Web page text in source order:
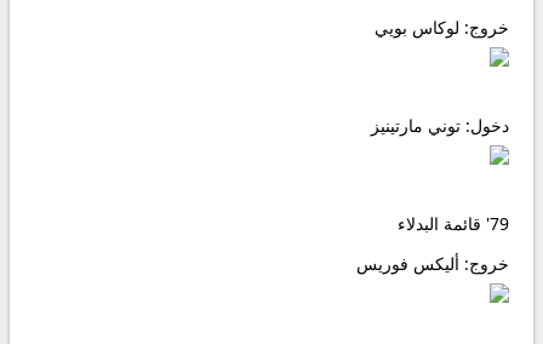
خروج: لوكاس بويي
دخول: توني مارتينيز
79' قائمة البدلاء
خروج: أليكس فوريس